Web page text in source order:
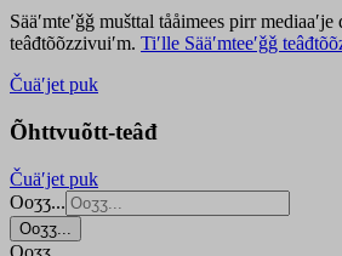
Sääʹmteʹǧǧ mušttal tååimees pirr
teâđtõõzzivuiʹm. Tiʹlle Sääʹmteeʹǧǧ
Čuäʹjet puk
Õhttvuõtt-teâđ
Čuäʹjet puk
Ooʒʒ...
Ooʒʒ...
Ooʒʒ